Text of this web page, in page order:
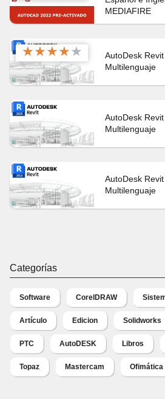
MEDIAFIRE
★★★★★
AutoDesk
Multilenguaje
AutoDesk
Multilenguaje
AutoDesk
Multilenguaje
Categorías
Software CorelDRAW
Artículo Edicion Solidworks
PTC AutoDESK Libros
Topaz Mastercam Ofimática